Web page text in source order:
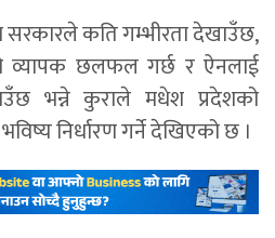
सरकारले कति गम्भीरता देखाउँछ,
व्यापक छलफल गर्छ र ऐनलाई
भन्ने कुराले मधेश प्रदेशको
निर्धारण गर्ने देखिएको छ ।